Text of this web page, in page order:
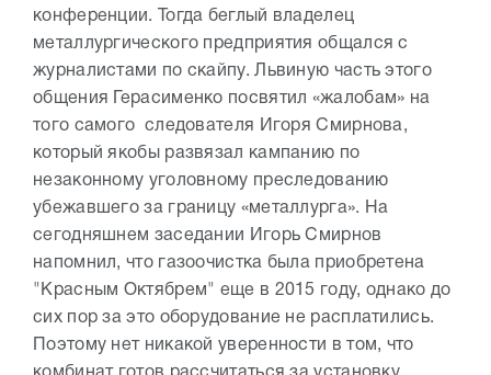
конференции. Тогда беглый владелец
металлургического предприятия общался с
журналистами по скайпу. Львиную часть этого
общения Герасименко посвятил «жалобам» на
того самого следователя Игоря Смирнова,
который якобы развязал кампанию по
незаконному уголовному преследованию
убежавшего за границу «металлурга». На
сегодняшнем заседании Игорь Смирнов
напомнил, что газоочистка была приобретена
"Красным Октябрем" еще в 2015 году, однако до
сих пор за это оборудование не расплатились.
Поэтому нет никакой уверенности в том, что